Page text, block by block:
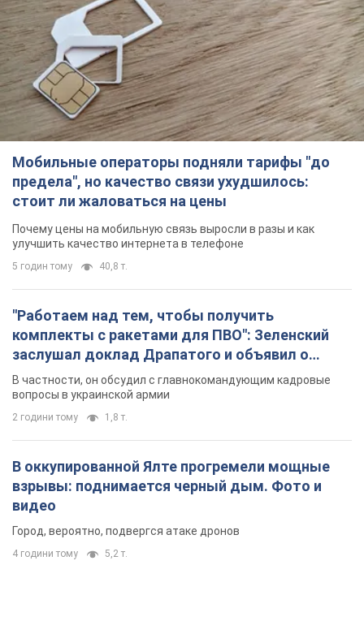
Мобильные операторы подняли тарифы "до
предела", но качество связи ухудшилось:
стоит ли жаловаться на цены
Почему цены на мобильную связь выросли в разы и как
улучшить качество интернета в телефоне
5 годин тому 40,8 т.
"Работаем над тем, чтобы получить
комплекты с ракетами для ПВО": Зеленский
заслушал доклад Драпатого и объявил о
новых мерах
В частности, он обсудил с главнокомандующим кадровые
вопросы в украинской армии
2 години тому 1,8 т.
В оккупированной Ялте прогремели мощные
взрывы: поднимается черный дым. Фото и
видео
Город, вероятно, подвергся атаке дронов
4 години тому 5,2 т.